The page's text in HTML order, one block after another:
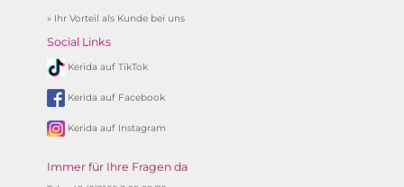
» Ihr Vorteil als Kunde bei uns
Social Links
Kerida auf TikTok
Kerida auf Facebook
Kerida auf Instagram
Immer für Ihre Fragen da